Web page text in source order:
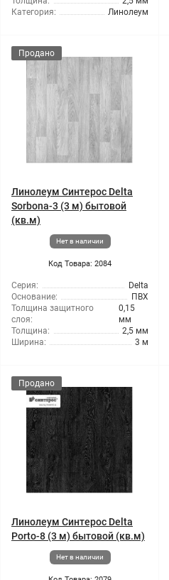
Категория:
Линолеум
Продано
Линолеум Синтерос Delta
Sorbona-3 (3 м) бытовой
(кв.м)
Нет в наличии
Код Товара: 2084
Серия:
Delta
Основание:
ПВХ
Толщина защитного
слоя:
0,15
мм
Толщина:
2,5 мм
Ширина:
3 м
Продано
Линолеум Синтерос Delta
Porto-8 (3 м) бытовой (кв.м)
Нет в наличии